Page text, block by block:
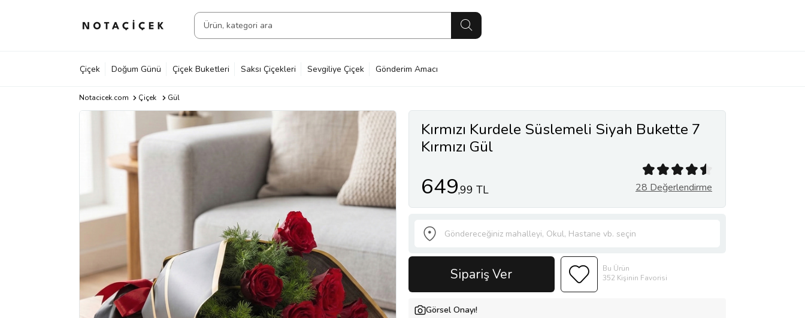
Çiçek Doğum Günü Çiçek Buketleri Saksı Çiçekleri Sevgiliye Çiçek Gönderim Amacı
Notacicek.com Çiçek Gül
Kırmızı Kurdele Süslemeli Siyah Bukette 7
Kırmızı Gül
649,99 TL 28 Değerlendirme
Sipariş Ver
Bu Ürün
352 Kişinin Favorisi
Görsel Onayı!